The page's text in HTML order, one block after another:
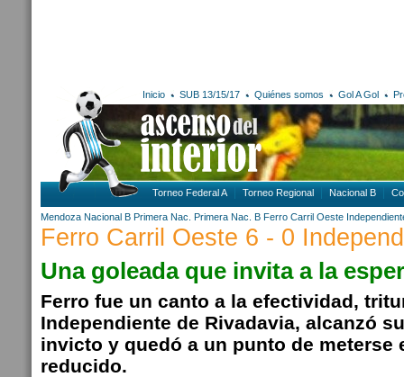
Inicio SUB 13/15/17 Quiénes somos Gol A Gol
Torneo Federal A Torneo Regional Nacional B
Mendoza Nacional B Primera Nac. Primera Nac. B Ferro Carril Oeste
Ferro Carril Oeste 6 - 0
Una goleada que invita a la
Ferro fue un canto a la efectividad,
Independiente de Rivadavia, alcanzó
invicto y quedó a un punto de meterse
reducido.